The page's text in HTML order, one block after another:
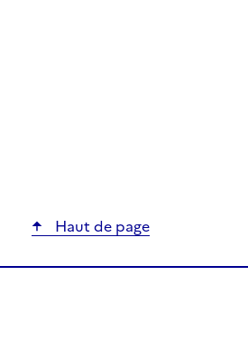
Haut de page